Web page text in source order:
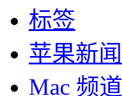
标签
苹果新闻
Mac 频道